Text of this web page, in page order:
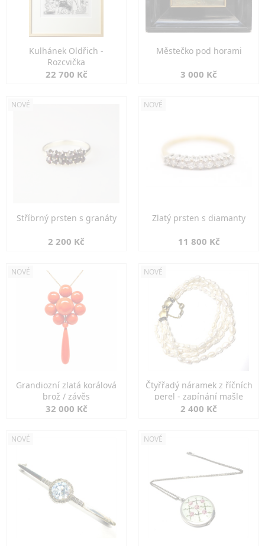
Kulhánek Oldřich -
Rozcvička
22 700 Kč
Městečko pod horami
3 000 Kč
NOVÉ
Stříbrný prsten s granáty
2 200 Kč
NOVÉ
Zlatý prsten s diamanty
11 800 Kč
NOVÉ
Grandiozní zlatá korálová
brož / závěs
32 000 Kč
NOVÉ
Čtyřřadý náramek z říčních
perel - zapínání mašle
2 400 Kč
NOVÉ NOVÉ